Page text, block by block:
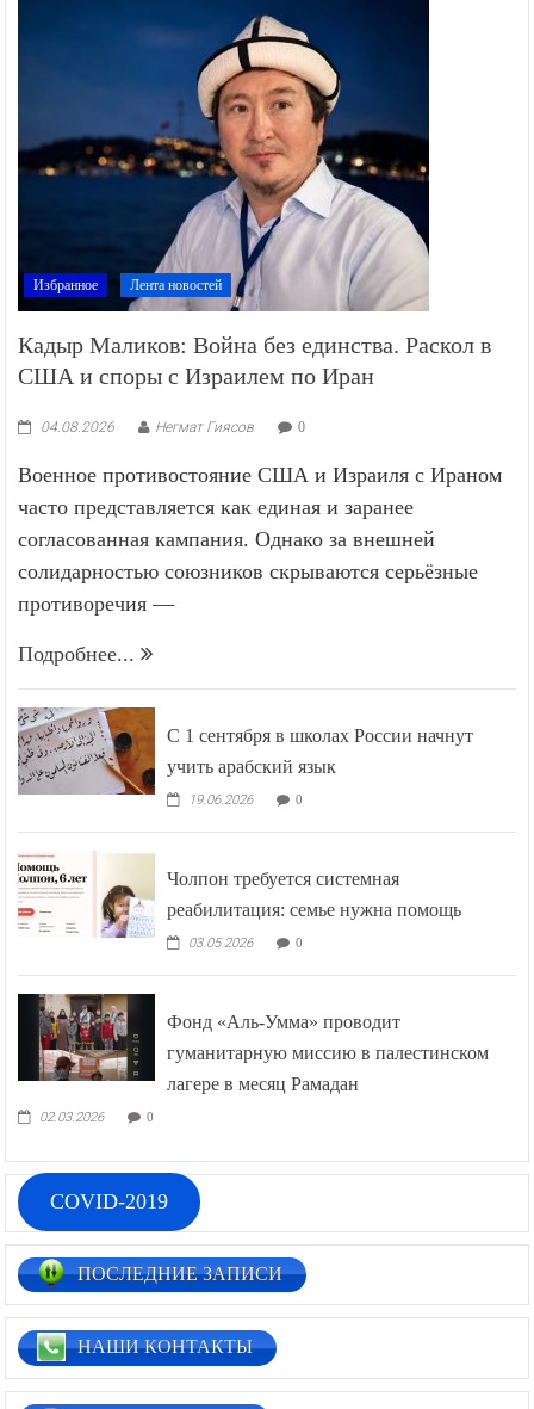
Избранное Лента новостей
Кадыр Маликов: Война без единства. Раскол в
США и споры с Израилем по Иран
04.08.2026 Негмат Гиясов 0
Военное противостояние США и Израиля с Ираном
часто представляется как единая и заранее
согласованная кампания. Однако за внешней
солидарностью союзников скрываются серьёзные
противоречия —
Подробнее...
С 1 сентября в школах России начнут
учить арабский язык
19.06.2026 0
Чолпон требуется системная
реабилитация: семье нужна помощь
03.05.2026 0
Фонд «Аль-Умма» проводит
гуманитарную миссию в палестинском
лагере в месяц Рамадан
02.03.2026 0
COVID-2019
ПОСЛЕДНИЕ ЗАПИСИ
НАШИ КОНТАКТЫ